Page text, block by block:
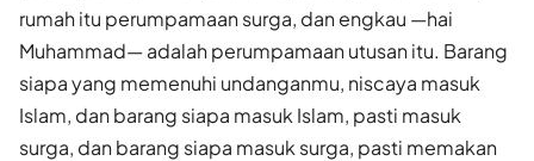
rumah itu perumpamaan surga, dan engkau —hai
Muhammad— adalah perumpamaan utusan itu. Barang
siapa yang memenuhi undanganmu, niscaya masuk
Islam, dan barang siapa masuk Islam, pasti masuk
surga, dan barang siapa masuk surga, pasti memakan